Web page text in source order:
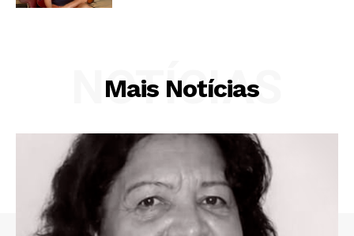
Mais Notícias
NOTÍCIAS